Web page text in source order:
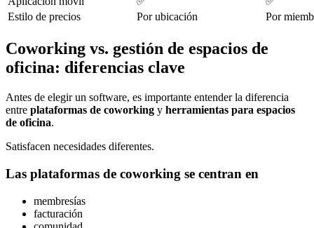
Estilo de precios
Por ubicación Por
Coworking vs. gestión de espacios de
oficina: diferencias clave
Antes de elegir un software, es importante entender la diferencia
entre plataformas de coworking y herramientas para espacios
de oficina.
Satisfacen necesidades diferentes.
Las plataformas de coworking se centran en
membresías
facturación